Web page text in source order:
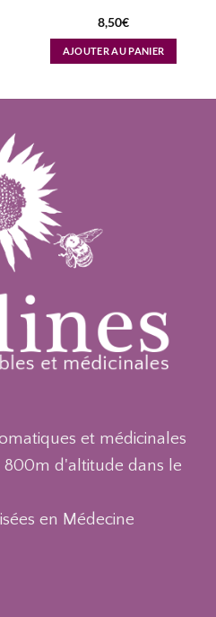
8,50€
AJOUTER AU PANIER
et médicinales
d'altitude dans le
en Médecine